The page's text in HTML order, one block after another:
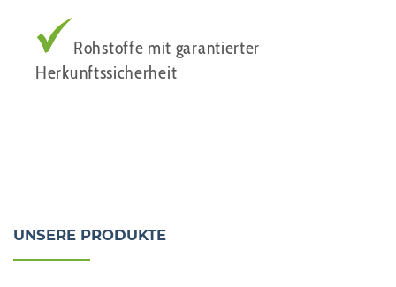
Rohstoffe mit garantierter
Herkunftssicherheit
UNSERE PRODUKTE